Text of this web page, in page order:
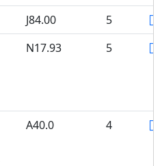
J84.00
5
N17.93 5
A40.0 4